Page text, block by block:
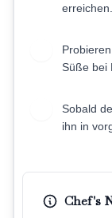
erreichen.
Süße bei
Sobald
ihn in
Chef's